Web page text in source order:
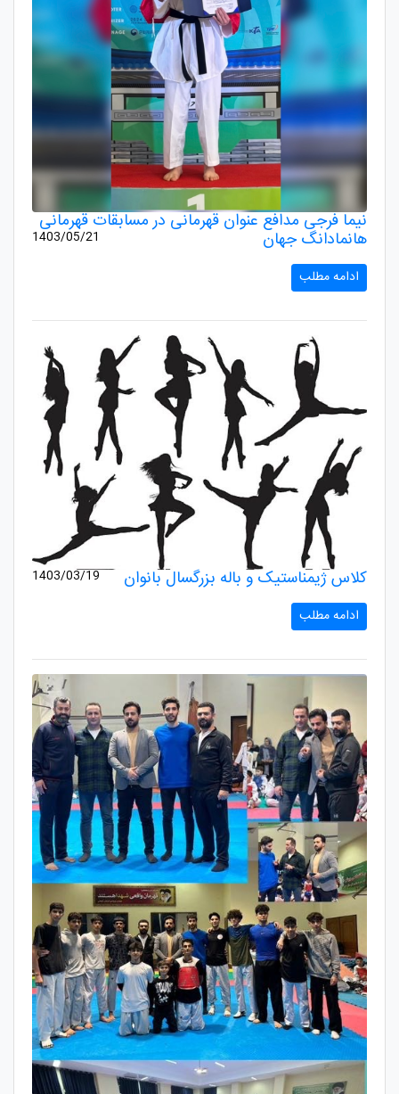
نیما فرجی مدافع عنوان قهرمانی در مسابقات قهرمانی
هانمادانگ جهان 1403/05/21
ادامه مطلب
کلاس ژیمناستیک و باله بزرگسال بانوان 1403/03/19
ادامه مطلب